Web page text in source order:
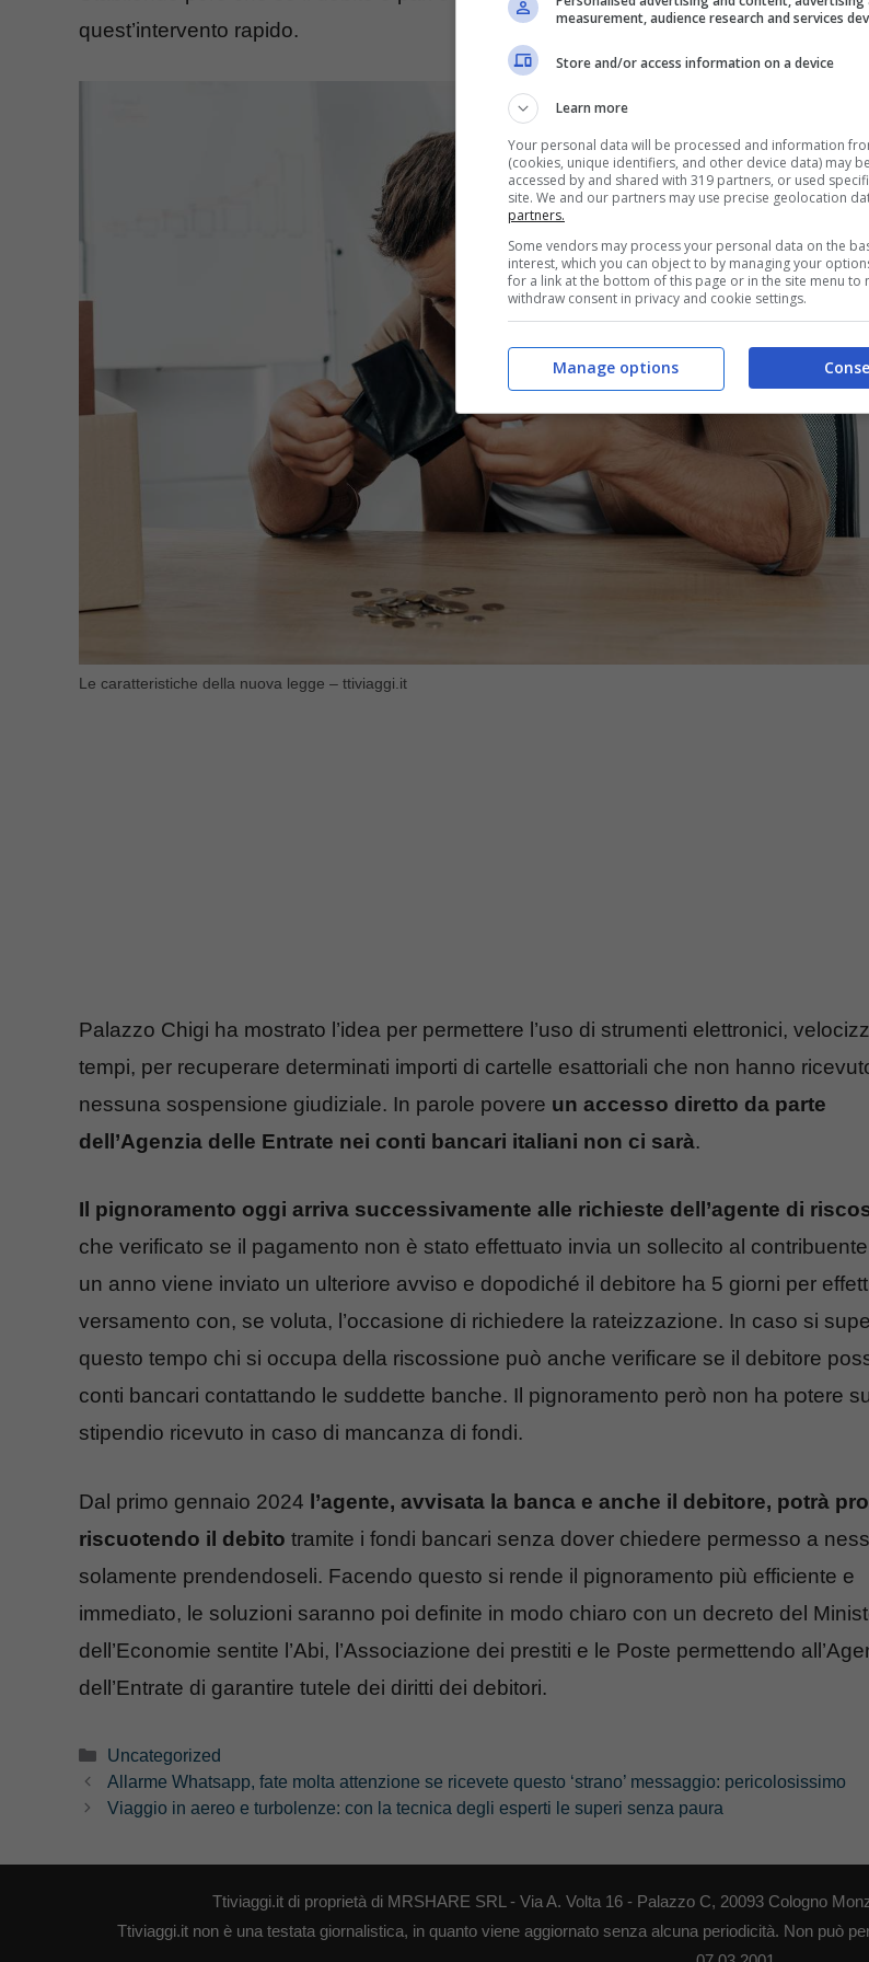
quest’intervento rapido.
Le caratteristiche della nuova legge – ttiviaggi.it
Palazzo Chigi ha mostrato l’idea per permettere l’uso di strumenti elettronici,
tempi, per recuperare determinati importi di cartelle esattoriali che non hanno
nessuna sospensione giudiziale. In parole povere un accesso diretto da parte
dell’Agenzia delle Entrate nei conti bancari italiani non ci sarà.
Il pignoramento oggi arriva successivamente alle richieste dell’agente di
che verificato se il pagamento non è stato effettuato invia un sollecito al
un anno viene inviato un ulteriore avviso e dopodiché il debitore ha 5 giorni per
versamento con, se voluta, l’occasione di richiedere la rateizzazione. In caso si
questo tempo chi si occupa della riscossione può anche verificare se il debitore
conti bancari contattando le suddette banche. Il pignoramento però non ha potere
stipendio ricevuto in caso di mancanza di fondi.
Dal primo gennaio 2024 l’agente, avvisata la banca e anche il debitore, potrà
riscuotendo il debito tramite i fondi bancari senza dover chiedere permesso a
solamente prendendoseli. Facendo questo si rende il pignoramento più efficiente e
immediato, le soluzioni saranno poi definite in modo chiaro con un decreto del
dell’Economie sentite l’Abi, l’Associazione dei prestiti e le Poste permettendo
dell’Entrate di garantire tutele dei diritti dei debitori.
Categorie
Uncategorized
Allarme Whatsapp, fate molta attenzione se ricevete questo ‘strano’ messaggio: pericolosissimo
Viaggio in aereo e turbolenze: con la tecnica degli esperti le superi senza paura
Ttiviaggi.it di proprietà di MRSHARE SRL - Via A. Volta 16 - Palazzo C, 20093 Cologno
Ttiviaggi.it non è una testata giornalistica, in quanto viene aggiornato senza alcuna periodicità. Non può
measurement, audience research and services
Store and/or access information on a device
Learn more
Your personal data will be processed and information
(cookies, unique identifiers, and other device data) may
accessed by and shared with 319 partners, or used
site. We and our partners may use precise geolocation
partners.
Some vendors may process your personal data on the
interest, which you can object to by managing your
for a link at the bottom of this page or in the site menu to
withdraw consent in privacy and cookie settings.
Manage options